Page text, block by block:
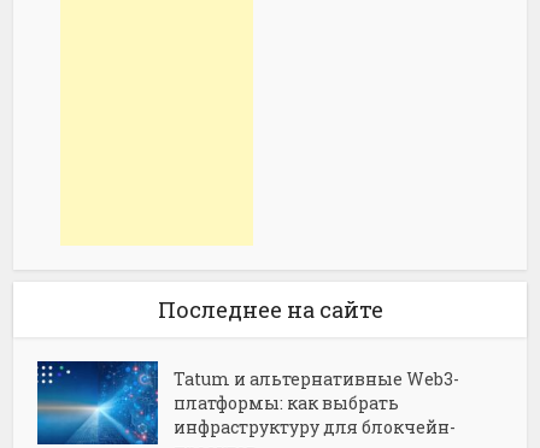
Последнее на сайте
Tatum и альтернативные Web3-
платформы: как выбрать
инфраструктуру для блокчейн-